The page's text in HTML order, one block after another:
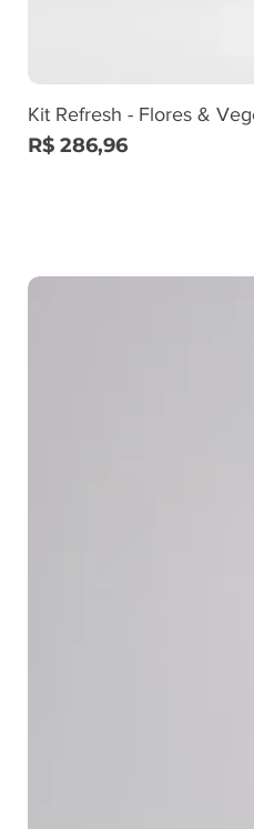
Kit Refresh - Flores &
Preço
R$ 286,96